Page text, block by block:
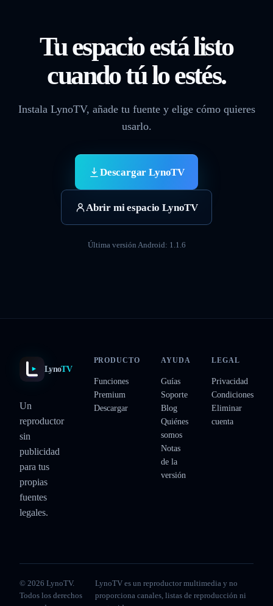
Tu espacio está listo
cuando tú lo estés.
Instala LynoTV, añade tu fuente y elige cómo quieres
usarlo.
Descargar LynoTV
Abrir mi espacio LynoTV
Última versión Android: 1.1.6
LynoTV
Un
reproductor
sin
publicidad
para tus
propias
fuentes
legales.
PRODUCTO
Funciones
Premium
Descargar
AYUDA
Guías
Soporte
Blog
Quiénes
somos
Notas
de la
versión
LEGAL
Privacidad
Condiciones
Eliminar
cuenta
© 2026 LynoTV.
Todos los derechos
LynoTV es un reproductor multimedia y no
proporciona canales, listas de reproducción ni